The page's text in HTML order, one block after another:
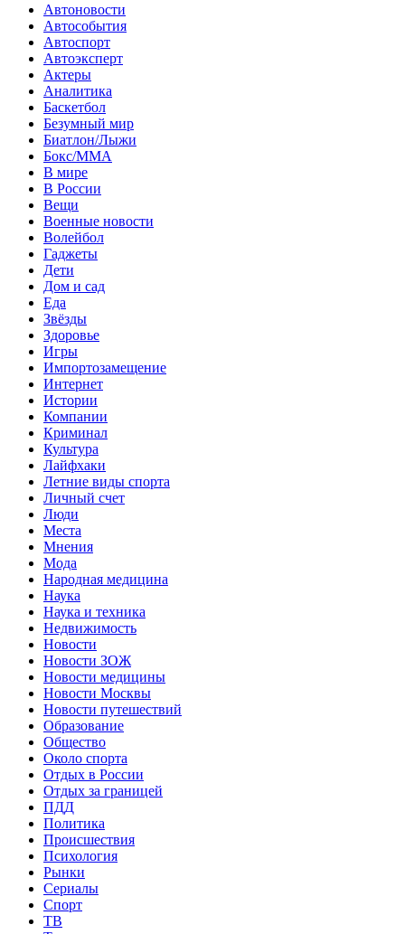
Автоновости
Автособытия
Автоспорт
Автоэксперт
Актеры
Аналитика
Баскетбол
Безумный мир
Биатлон/Лыжи
Бокс/MMA
В мире
В России
Вещи
Военные новости
Волейбол
Гаджеты
Дети
Дом и сад
Еда
Звёзды
Здоровье
Игры
Импортозамещение
Интернет
Истории
Компании
Криминал
Культура
Лайфхаки
Летние виды спорта
Личный счет
Люди
Места
Мнения
Мода
Народная медицина
Наука
Наука и техника
Недвижимость
Новости
Новости ЗОЖ
Новости медицины
Новости Москвы
Новости путешествий
Образование
Общество
Около спорта
Отдых в России
Отдых за границей
ПДД
Политика
Происшествия
Психология
Рынки
Сериалы
Спорт
ТВ